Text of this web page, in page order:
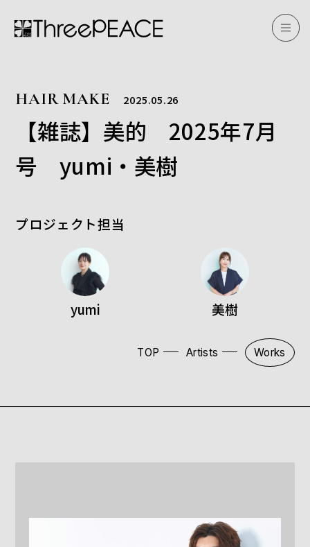
HAIR MAKE 2025.05.26
【雑誌】美的 2025年7月
号 yumi・美樹
プロジェクト担当
yumi 美樹
TOP Artists Works